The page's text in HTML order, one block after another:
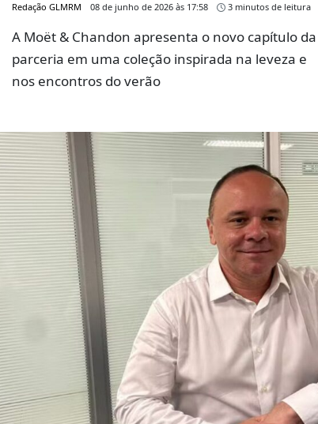
Redação GLMRM 08 de junho de 2026 às 17:58 3 minutos de leitura
A Moët & Chandon apresenta o novo capítulo da
parceria em uma coleção inspirada na leveza e
nos encontros do verão